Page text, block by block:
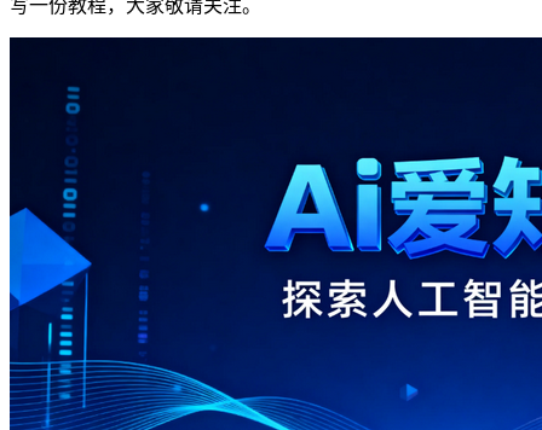
写一份教程，大家敬请关注。